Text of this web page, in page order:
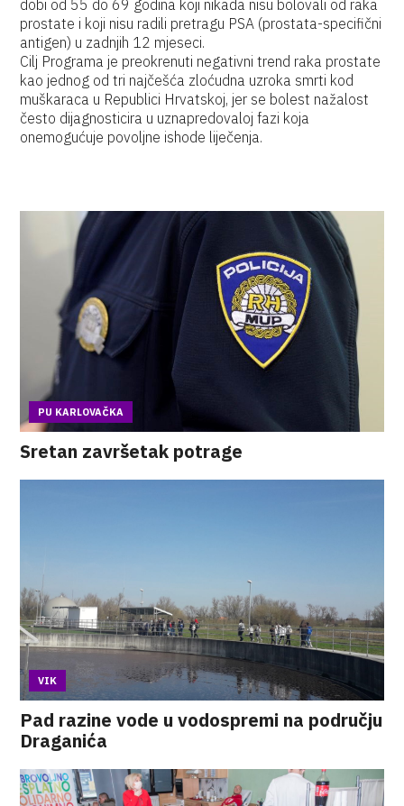
dobi od 55 do 69 godina koji nikada nisu bolovali od raka
prostate i koji nisu radili pretragu PSA (prostata-specifični
antigen) u zadnjih 12 mjeseci.
Cilj Programa je preokrenuti negativni trend raka prostate
kao jednog od tri najčešća zloćudna uzroka smrti kod
muškaraca u Republici Hrvatskoj, jer se bolest nažalost
često dijagnosticira u uznapredovaloj fazi koja
onemogućuje povoljne ishode liječenja.
PU KARLOVAČKA
Sretan završetak potrage
VIK
Pad razine vode u vodospremi na području
Draganića